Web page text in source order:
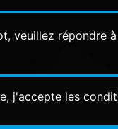
veuillez répondre
j'accepte les